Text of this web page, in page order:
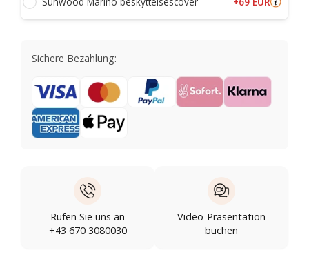
Sichere Bezahlung:
Rufen Sie uns an
+43 670 3080030
Video-Präsentation
buchen